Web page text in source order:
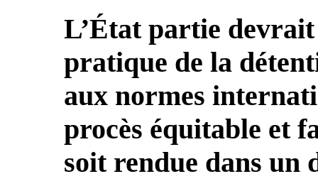
L’État partie
pratique de la
aux normes
procès équitable et
soit rendue dans un